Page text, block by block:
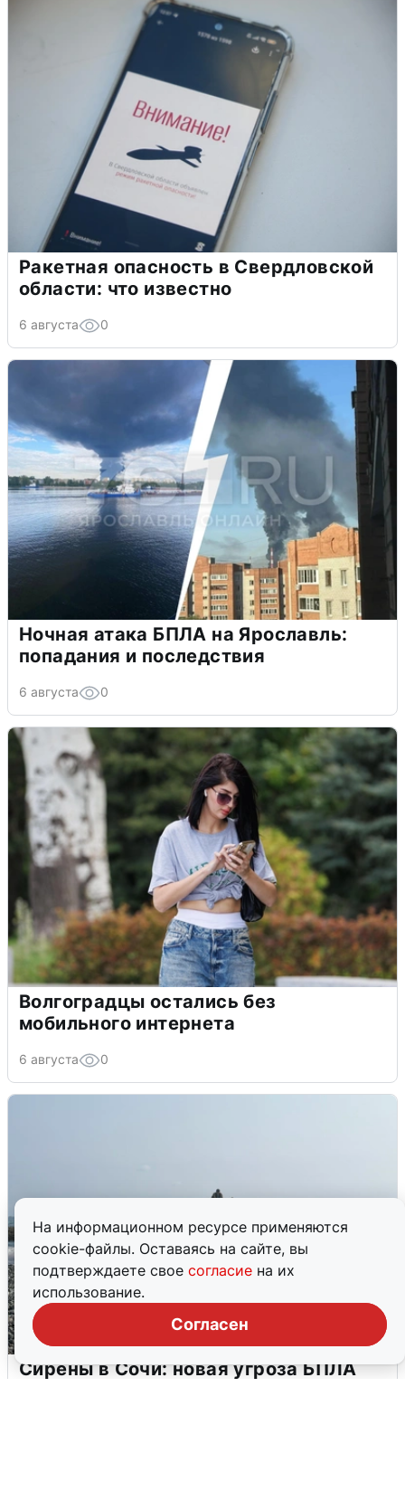
На информационном ресурсе применяются
cookie-файлы. Оставаясь на сайте, вы
подтверждаете свое согласие на их
использование.
Согласен
Ракетная опасность в Свердловской
области: что известно
6 августа 0
Ночная атака БПЛА на Ярославль:
попадания и последствия
6 августа 0
Волгоградцы остались без
мобильного интернета
6 августа 0
Сирены в Сочи: новая угроза БПЛА